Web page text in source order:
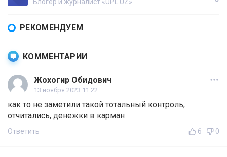
Блогер и журналист «UPL.UZ»
РЕКОМЕНДУЕМ
КОММЕНТАРИИ
Жохогир Обидович
13 ноября 2023 11:22
как то не заметили такой тотальный контроль,
отчитались, денежки в карман
Ответить 6 0